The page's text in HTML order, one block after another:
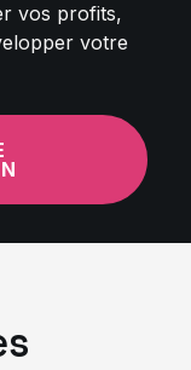
vos profits,
votre